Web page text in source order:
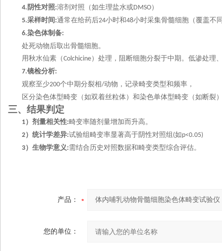
4. 阴性对照:溶剂对照（如生理盐水或DMSO）
5.采样时间 :通常在给药后24小时和48小时采集骨髓细胞（覆盖不
6.染色体制备:
处死动物后取出骨髓细胞。
用秋水仙素（Colchicine）处理，阻断细胞分裂于中期。低渗处理
7.镜检分析:
观察至少200个中期分裂相/动物，记录畸变类型和频率，
区分染色体型畸变（如双着丝粒体）和染色单体型畸变（如断裂
三、结果判定
1）剂量相关性:畸变率随剂量增加而升高。
2）统计学差异:试验组畸变率显著高于阴性对照组 (如p<0.05)
3）生物学意义:需结合历史对照数据和畸变类型综合评估。
产品：
您的单位：